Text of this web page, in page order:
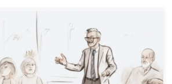
Фонда Тимченко «Среда
поддержки инициатив, направленных на
детей и подростков на малых
вовлечение местных сообществ